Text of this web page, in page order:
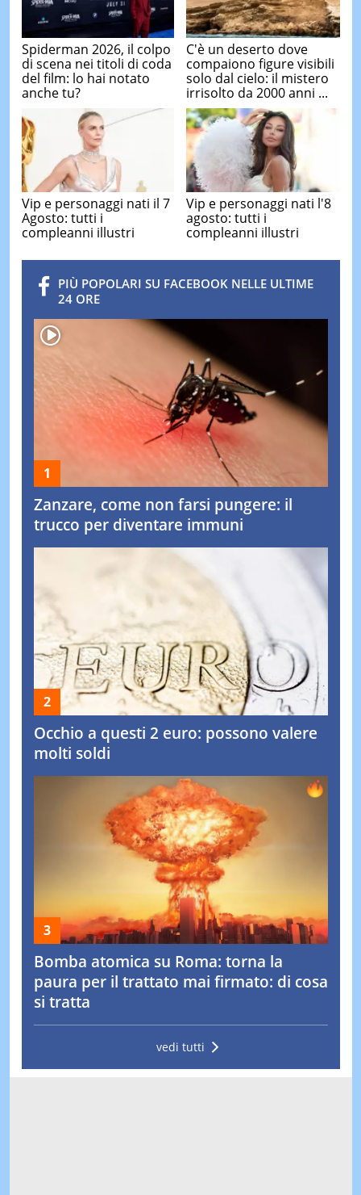
Spiderman 2026, il colpo
di scena nei titoli di coda
del film: lo hai notato
anche tu?
C'è un deserto dove
compaiono figure visibili
solo dal cielo: il mistero
irrisolto da 2000 anni ...
Vip e personaggi nati il 7
Agosto: tutti i
compleanni illustri
Vip e personaggi nati l'8
agosto: tutti i
compleanni illustri
PIÙ POPOLARI SU FACEBOOK NELLE ULTIME
24 ORE
Zanzare, come non farsi pungere: il
trucco per diventare immuni
Occhio a questi 2 euro: possono valere
molti soldi
Bomba atomica su Roma: torna la
paura per il trattato mai firmato: di cosa
si tratta
vedi tutti